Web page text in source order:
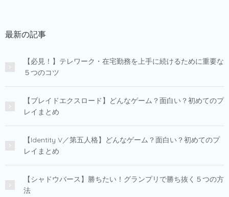
最新の記事
【必見！】テレワーク・在宅勤務を上手に続けるために重要な
５つのコツ
【ブレイドエクスロード】どんなゲーム？面白い？初めてのプ
レイまとめ
【Identity V／第五人格】どんなゲーム？面白い？初めてのプ
レイまとめ
【シャドウバース】勝ちたい！グランプリで勝ち抜く５つの方
法